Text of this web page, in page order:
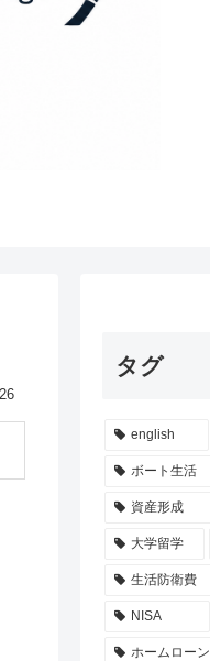
タグ
english
ボート生活
資産形成
大学留学
生活防衛費
NISA
ホームローン